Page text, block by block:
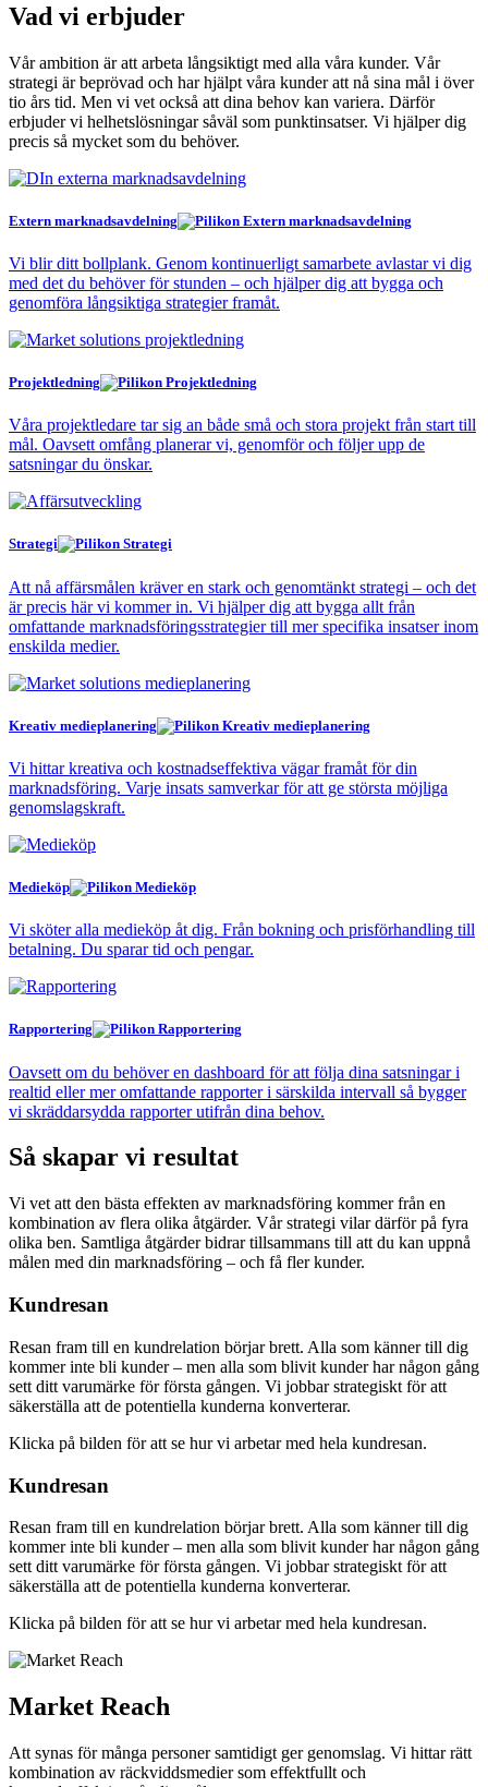
Vad vi erbjuder
Vår ambition är att arbeta långsiktigt med alla våra kunder. Vår
strategi är beprövad och har hjälpt våra kunder att nå sina mål i över
tio års tid. Men vi vet också att dina behov kan variera. Därför
erbjuder vi helhetslösningar såväl som punktinsatser. Vi hjälper dig
precis så mycket som du behöver.
Extern marknadsavdelning
Vi blir ditt bollplank. Genom kontinuerligt samarbete avlastar vi dig
med det du behöver för stunden – och hjälper dig att bygga och
genomföra långsiktiga strategier framåt.
Projektledning
Våra projektledare tar sig an både små och stora projekt från start till
mål. Oavsett omfång planerar vi, genomför och följer upp de
satsningar du önskar.
Strategi
Att nå affärsmålen kräver en stark och genomtänkt strategi – och det
är precis här vi kommer in. Vi hjälper dig att bygga allt från
omfattande marknadsföringsstrategier till mer specifika insatser inom
enskilda medier.
Kreativ medieplanering
Vi hittar kreativa och kostnadseffektiva vägar framåt för din
marknadsföring. Varje insats samverkar för att ge största möjliga
genomslagskraft.
Medieköp
Vi sköter alla medieköp åt dig. Från bokning och prisförhandling till
betalning. Du sparar tid och pengar.
Rapportering
Oavsett om du behöver en dashboard för att följa dina satsningar i
realtid eller mer omfattande rapporter i särskilda intervall så bygger
vi skräddarsydda rapporter utifrån dina behov.
Så skapar vi resultat
Vi vet att den bästa effekten av marknadsföring kommer från en
kombination av flera olika åtgärder. Vår strategi vilar därför på fyra
olika ben. Samtliga åtgärder bidrar tillsammans till att du kan uppnå
målen med din marknadsföring – och få fler kunder.
Kundresan
Resan fram till en kundrelation börjar brett. Alla som känner till dig
kommer inte bli kunder – men alla som blivit kunder har någon gång
sett ditt varumärke för första gången. Vi jobbar strategiskt för att
säkerställa att de potentiella kunderna konverterar.
Klicka på bilden för att se hur vi arbetar med hela kundresan.
Kundresan
Resan fram till en kundrelation börjar brett. Alla som känner till dig
kommer inte bli kunder – men alla som blivit kunder har någon gång
sett ditt varumärke för första gången. Vi jobbar strategiskt för att
säkerställa att de potentiella kunderna konverterar.
Klicka på bilden för att se hur vi arbetar med hela kundresan.
Market Reach
Att synas för många personer samtidigt ger genomslag. Vi hittar rätt
kombination av räckviddsmedier som effektfullt och